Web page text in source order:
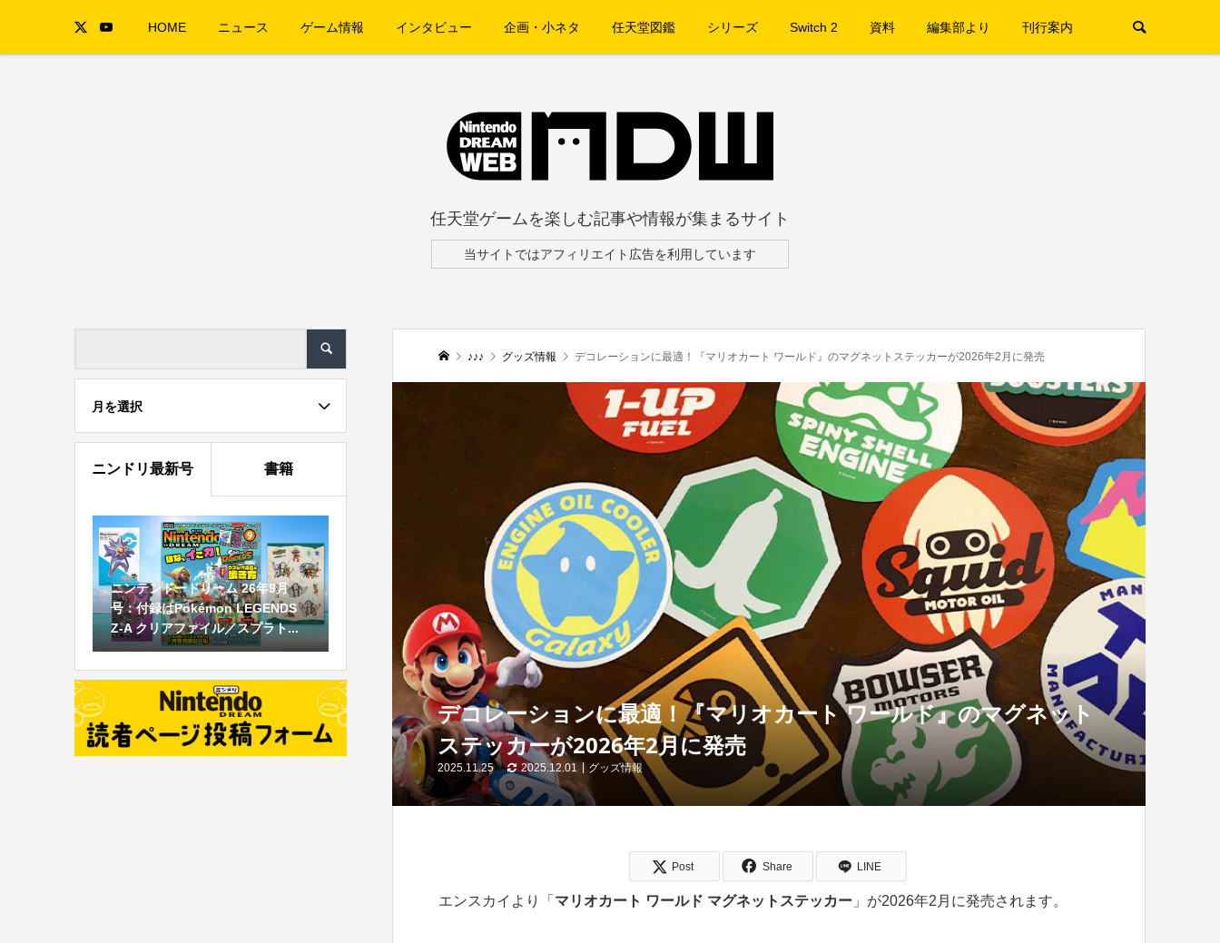
HOME ニュース ゲーム情報 インタビュー 企画・小ネタ 任天堂図鑑 シリーズ Switch 2 資料 編集部より 刊行案内
任天堂ゲームを楽しむ記事や情報が集まるサイト
当サイトではアフィリエイト広告を利用しています
♪♪♪ グッズ情報 デコレーションに最適！『マリオカート ワールド』のマグネットステッカーが2026年2月に発売
デコレーションに最適！『マリオカート ワールド』のマグネット
ステッカーが2026年2月に発売
2025.11.25 2025.12.01 グッズ情報
Post Share LINE
エンスカイより「 マリオカート ワールド マグネットステッカー」が2026年2月に発売されます。
月を選択
ニンドリ最新号 書籍
ニンテンドードリーム 26年9月
号：付録はPokémon LEGENDS
Z-A クリアファイル／スプラト...